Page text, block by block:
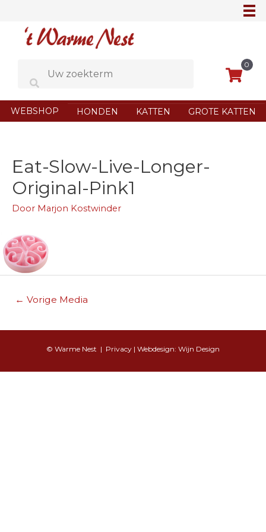
0
WEBSHOP HONDEN KATTEN GROTE KATTEN
Eat-Slow-Live-Longer-
Original-Pink1
Door Marjon Kostwinder
Berichtnavigatie
← Vorige Media
© Warme Nest | Privacy | Webdesign: Wijn Design